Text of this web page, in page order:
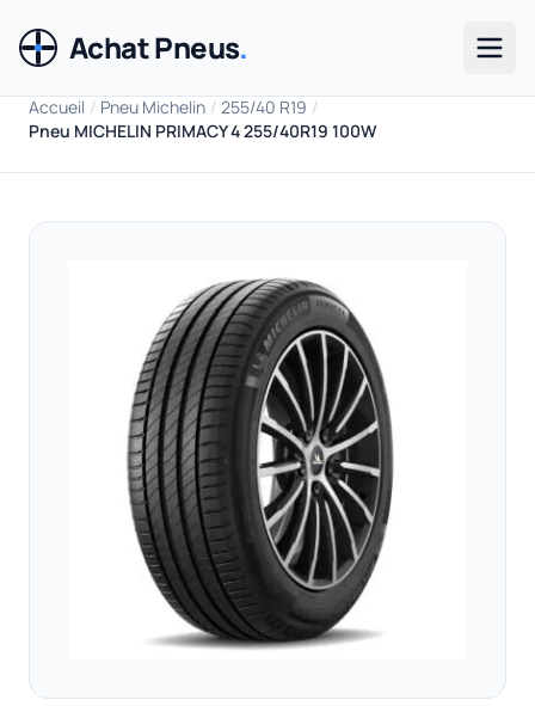
Achat Pneus.
Accueil / Pneu Michelin / 255/40 R19 /
Pneu MICHELIN PRIMACY 4 255/40R19 100W